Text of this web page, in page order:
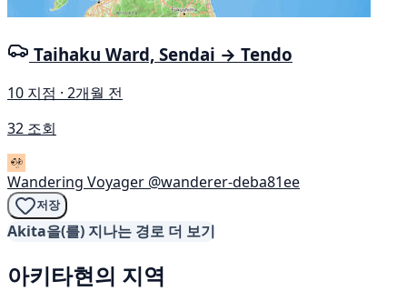
Taihaku Ward, Sendai → Tendo
10 지점 · 2개월 전
32 조회
Wandering Voyager @wanderer-deba81ee
저장
Akita을(를) 지나는 경로 더 보기
아키타현의 지역